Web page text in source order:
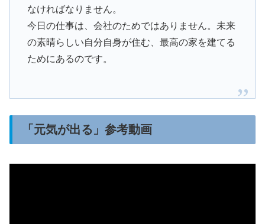
なければなりません。
今日の仕事は、会社のためではありません。未来
の素晴らしい自分自身が住む、最高の家を建てる
ためにあるのです。
「元気が出る」参考動画